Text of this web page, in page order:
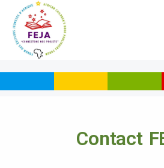
Contact